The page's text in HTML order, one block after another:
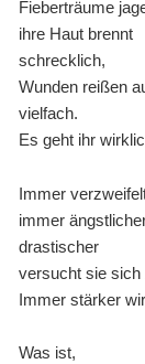
Fieberträume
ihre Haut brennt
schrecklich,
Wunden reißen
vielfach.
Es geht ihr
Immer
immer
drastischer
versucht sie sich
Immer stärker
Was ist,